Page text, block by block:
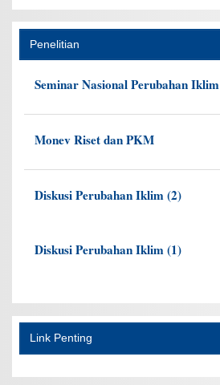
Penelitian
Seminar Nasional Perubahan Iklim
Monev Riset dan PKM
Diskusi Perubahan Iklim (2)
Diskusi Perubahan Iklim (1)
Link Penting